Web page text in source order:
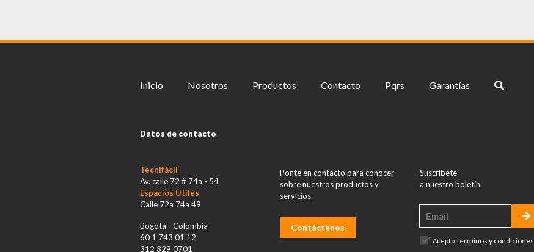
Inicio Nosotros Productos Contacto Pqrs Garantías
Datos de contacto
Tecnifácil
Av. calle 72 # 74a - 54
Espacios Útiles
Calle 72a 74a 49
Bogotá - Colombia
60 1 743 01 12
312 329 0701
Ponte en contacto para conocer
sobre nuestros productos y
servicios
Contáctenos
Suscríbete
a nuestro boletín
AceptoTérminos y condiciones